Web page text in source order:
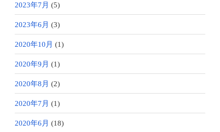
2023年7月 (5)
2023年6月 (3)
2020年10月 (1)
2020年9月 (1)
2020年8月 (2)
2020年7月 (1)
2020年6月 (18)